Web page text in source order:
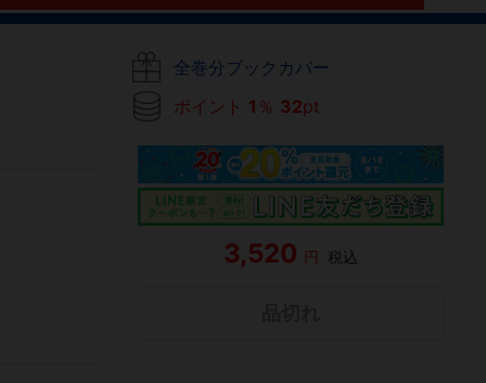
全巻分ブックカバー
ポイント 1 ％ 32pt
3,520 円 税込